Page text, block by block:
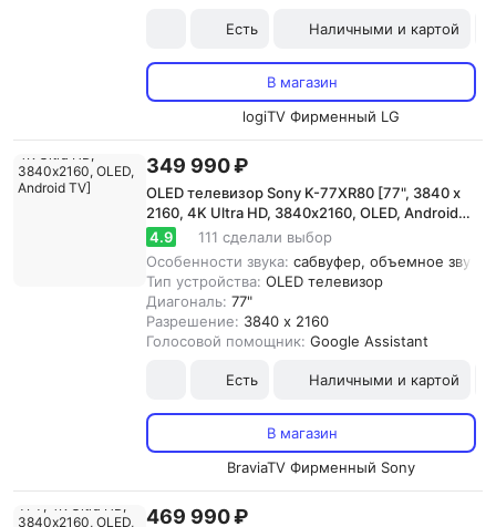
Есть Наличными и картой
В магазин
logiTV Фирменный LG
349 990 ₽
OLED телевизор Sony K-77XR80 [77", 3840 x
2160, 4K Ultra HD, 3840х2160, OLED, Android
TV]
4.9
111 сделали выбор
Особенности звука: сабвуфер, объемное
Тип устройства: OLED телевизор
Диагональ: 77"
Разрешение: 3840 x 2160
Голосовой помощник: Google Assistant
Есть Наличными и картой
В магазин
BraviaTV Фирменный Sony
469 990 ₽